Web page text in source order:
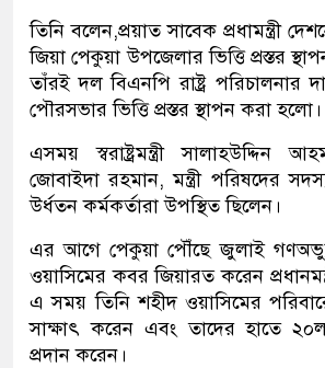
তিনি বলেন,প্রয়াত সাবেক প্রধামন্ত্রী
জিয়া পেকুয়া উপজেলার ভিত্তি প্রস্তর
তাঁরই দল বিএনপি রাষ্ট্র পরিচালনার
পৌরসভার ভিত্তি প্রস্তর স্থাপন করা হলো।
এসময় স্বরাষ্ট্রমন্ত্রী সালাহউদ্দিন
জোবাইদা রহমান, মন্ত্রী পরিষদের
উর্ধতন কর্মকর্তারা উপস্থিত ছিলেন।
এর আগে পেকুয়া পৌঁছে জুলাই
ওয়াসিমের কবর জিয়ারত করেন
এ সময় তিনি শহীদ ওয়াসিমের
সাক্ষাৎ করেন এবং তাদের হাতে
প্রদান করেন।